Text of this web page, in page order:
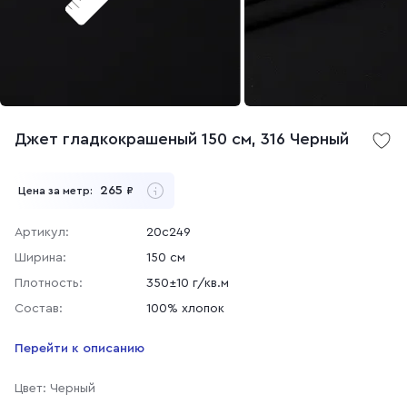
Джет гладкокрашеный 150 см, 316 Черный
Цена за метр: 265 ₽
Артикул:
20с249
Ширина:
150 см
Плотность:
350±10 г/кв.м
Состав:
100% хлопок
Перейти к описанию
Цвет: Черный